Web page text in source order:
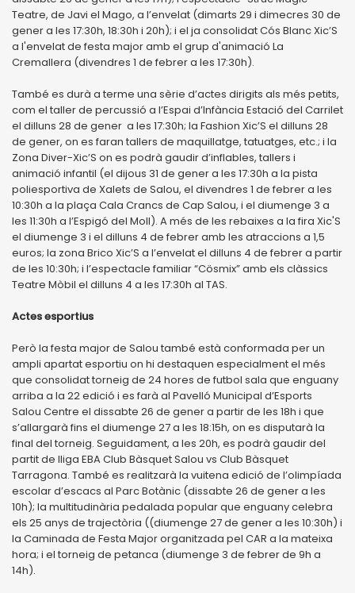
Teatre, de Javi el Mago, a l’envelat (dimarts 29 i dimecres 30 de
gener a les 17:30h, 18:30h i 20h); i el ja consolidat Cós Blanc Xic’S
a l'envelat de festa major amb el grup d'animació La
Cremallera (divendres 1 de febrer a les 17:30h).
També es durà a terme una sèrie d’actes dirigits als més petits,
com el taller de percussió a l’Espai d’Infància Estació del Carrilet
el dilluns 28 de gener a les 17:30h; la Fashion Xic’S el dilluns 28
de gener, on es faran tallers de maquillatge, tatuatges, etc.; i la
Zona Diver-Xic’S on es podrà gaudir d’inflables, tallers i
animació infantil (el dijous 31 de gener a les 17:30h a la pista
poliesportiva de Xalets de Salou, el divendres 1 de febrer a les
10:30h a la plaça Cala Crancs de Cap Salou, i el diumenge 3 a
les 11:30h a l’Espigó del Moll). A més de les rebaixes a la fira Xic'S
el diumenge 3 i el dilluns 4 de febrer amb les atraccions a 1,5
euros; la zona Brico Xic’S a l’envelat el dilluns 4 de febrer a partir
de les 10:30h; i l’espectacle familiar “Cösmix” amb els clàssics
Teatre Mòbil el dilluns 4 a les 17:30h al TAS.
Actes esportius
Però la festa major de Salou també està conformada per un
ampli apartat esportiu on hi destaquen especialment el més
que consolidat torneig de 24 hores de futbol sala que enguany
arriba a la 22 edició i es farà al Pavelló Municipal d’Esports
Salou Centre el dissabte 26 de gener a partir de les 18h i que
s’allargarà fins el diumenge 27 a les 18:15h, on es disputarà la
final del torneig. Seguidament, a les 20h, es podrà gaudir del
partit de lliga EBA Club Bàsquet Salou vs Club Bàsquet
Tarragona. També es realitzarà la vuitena edició de l’olimpíada
escolar d’escacs al Parc Botànic (dissabte 26 de gener a les
10h); la multitudinària pedalada popular que enguany celebra
els 25 anys de trajectòria ((diumenge 27 de gener a les 10:30h) i
la Caminada de Festa Major organitzada pel CAR a la mateixa
hora; i el torneig de petanca (diumenge 3 de febrer de 9h a
14h).